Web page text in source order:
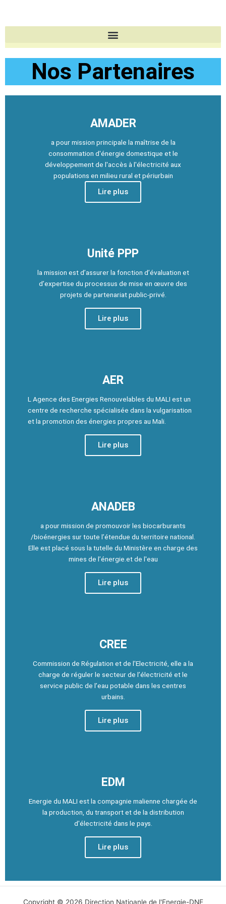
contenu
Nos Partenaires
AMADER
a pour mission principale la maîtrise de la
consommation d'énergie domestique et le
développement de l'accès à l'électricité aux
populations en milieu rural et périurbain
Lire plus
Unité PPP
la mission est d’assurer la fonction d’évaluation et
d’expertise du processus de mise en œuvre des
projets de partenariat public-privé.
Lire plus
AER
L Agence des Energies Renouvelables du MALI est un
centre de recherche spécialisée dans la vulgarisation
et la promotion des énergies propres au Mali.
Lire plus
ANADEB
a pour mission de promouvoir les biocarburants
/bioénergies sur toute l’étendue du territoire national.
Elle est placé sous la tutelle du Ministère en charge des
mines de l’énergie.et de l'eau
Lire plus
CREE
Commission de Régulation et de l'Electricité, elle a la
charge de réguler le secteur de l’électricité et le
service public de l’eau potable dans les centres
urbains.
Lire plus
EDM
Energie du MALI est la compagnie malienne chargée de
la production, du transport et de la distribution
d'électricité dans le pays.
Lire plus
Copyright © 2026 Direction Natioanle de l'Energie-DNE